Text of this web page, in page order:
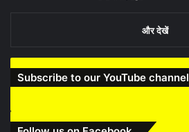
और देखें
Subscribe to our YouTube channel